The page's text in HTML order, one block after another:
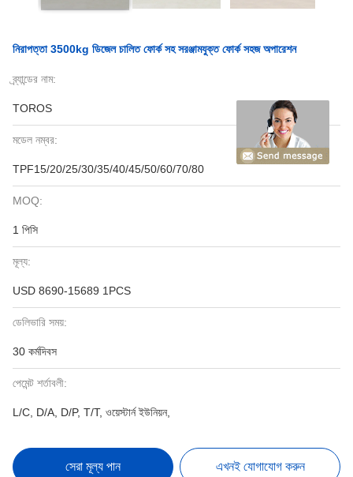
নিরাপত্তা 3500kg ডিজেল চালিত ফোর্ক সহ সরঞ্জামযুক্ত ফোর্ক সহজ অপারেশন
ব্র্যান্ডের নাম:
TOROS
মডেল নম্বর:
TPF15/20/25/30/35/40/45/50/60/70/80
MOQ:
1 পিসি
মূল্য:
USD 8690-15689 1PCS
ডেলিভারি সময়:
30 কর্মদিবস
পেমেন্ট শর্তাবলী:
L/C, D/A, D/P, T/T, ওয়েস্টার্ন ইউনিয়ন,
সেরা মূল্য পান এখনই যোগাযোগ করুন